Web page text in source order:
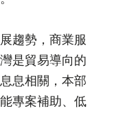
趨勢，商業服
是貿易導向的
息相關，本部
專案補助、低